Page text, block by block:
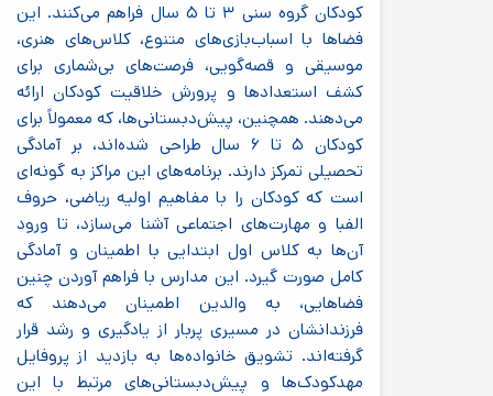
کودکان گروه سنی ۳ تا ۵ سال فراهم می‌کنند. این
فضاها با اسباب‌بازی‌های متنوع، کلاس‌های هنری،
موسیقی و قصه‌گویی، فرصت‌های بی‌شماری برای
کشف استعدادها و پرورش خلاقیت کودکان ارائه
می‌دهند. همچنین، پیش‌دبستانی‌ها، که معمولاً برای
کودکان ۵ تا ۶ سال طراحی شده‌اند، بر آمادگی
تحصیلی تمرکز دارند. برنامه‌های این مراکز به گونه‌ای
است که کودکان را با مفاهیم اولیه ریاضی، حروف
الفبا و مهارت‌های اجتماعی آشنا می‌سازد، تا ورود
آن‌ها به کلاس اول ابتدایی با اطمینان و آمادگی
کامل صورت گیرد. این مدارس با فراهم آوردن چنین
فضاهایی، به والدین اطمینان می‌دهند که
فرزندانشان در مسیری پربار از یادگیری و رشد قرار
گرفته‌اند. تشویق خانواده‌ها به بازدید از پروفایل
مهدکودک‌ها و پیش‌دبستانی‌های مرتبط با این